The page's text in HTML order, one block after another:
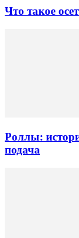
Что такое
Роллы:
подача